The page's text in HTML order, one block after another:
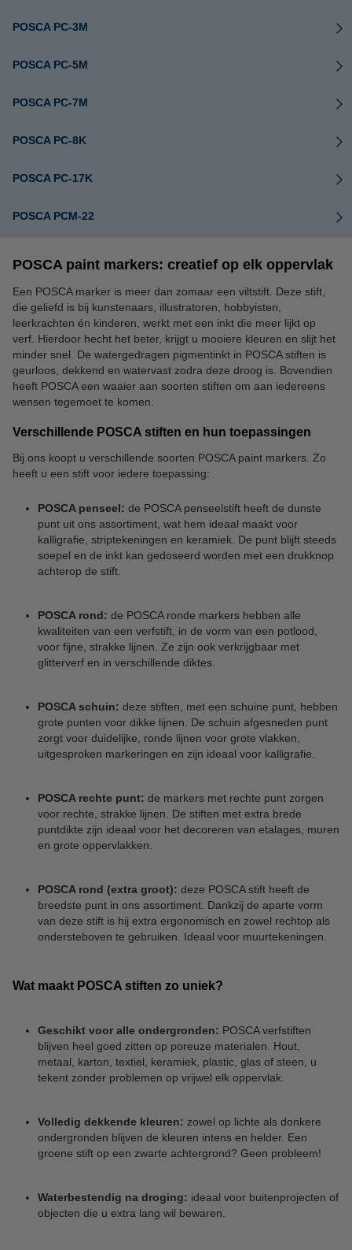
POSCA PC-3M
POSCA PC-5M
POSCA PC-7M
POSCA PC-8K
POSCA PC-17K
POSCA PCM-22
POSCA paint markers: creatief op elk oppervlak
Een POSCA marker is meer dan zomaar een viltstift. Deze stift,
die geliefd is bij kunstenaars, illustratoren, hobbyisten,
leerkrachten én kinderen, werkt met een inkt die meer lijkt op
verf. Hierdoor hecht het beter, krijgt u mooiere kleuren en slijt het
minder snel. De watergedragen pigmentinkt in POSCA stiften is
geurloos, dekkend en watervast zodra deze droog is. Bovendien
heeft POSCA een waaier aan soorten stiften om aan iedereens
wensen tegemoet te komen.
Verschillende POSCA stiften en hun toepassingen
Bij ons koopt u verschillende soorten POSCA paint markers. Zo
heeft u een stift voor iedere toepassing:
POSCA penseel: de POSCA penseelstift heeft de dunste
punt uit ons assortiment, wat hem ideaal maakt voor
kalligrafie, striptekeningen en keramiek. De punt blijft steeds
soepel en de inkt kan gedoseerd worden met een drukknop
achterop de stift.
POSCA rond: de POSCA ronde markers hebben alle
kwaliteiten van een verfstift, in de vorm van een potlood,
voor fijne, strakke lijnen. Ze zijn ook verkrijgbaar met
glitterverf en in verschillende diktes.
POSCA schuin: deze stiften, met een schuine punt, hebben
grote punten voor dikke lijnen. De schuin afgesneden punt
zorgt voor duidelijke, ronde lijnen voor grote vlakken,
uitgesproken markeringen en zijn ideaal voor kalligrafie.
POSCA rechte punt: de markers met rechte punt zorgen
voor rechte, strakke lijnen. De stiften met extra brede
puntdikte zijn ideaal voor het decoreren van etalages, muren
en grote oppervlakken.
POSCA rond (extra groot): deze POSCA stift heeft de
breedste punt in ons assortiment. Dankzij de aparte vorm
van deze stift is hij extra ergonomisch en zowel rechtop als
ondersteboven te gebruiken. Ideaal voor muurtekeningen.
Wat maakt POSCA stiften zo uniek?
Geschikt voor alle ondergronden: POSCA verfstiften
blijven heel goed zitten op poreuze materialen. Hout,
metaal, karton, textiel, keramiek, plastic, glas of steen, u
tekent zonder problemen op vrijwel elk oppervlak.
Volledig dekkende kleuren: zowel op lichte als donkere
ondergronden blijven de kleuren intens en helder. Een
groene stift op een zwarte achtergrond? Geen probleem!
Waterbestendig na droging: ideaal voor buitenprojecten of
objecten die u extra lang wil bewaren.